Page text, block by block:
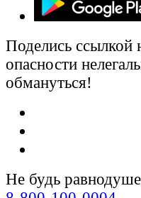
Поделись ссылкой
опасности
обмануться!
Не будь